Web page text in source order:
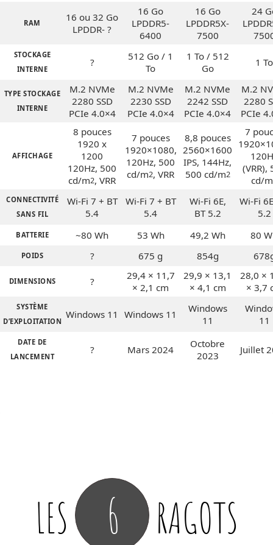
RAM
16 ou 32 Go
LPDDR- ?
16 Go
LPDDR5-
6400
16 Go
LPDDR5X-
7500
24
STOCKAGE
INTERNE
?
512 Go / 1
To
1 To / 512
Go
1 To
TYPE STOCKAGE
INTERNE
M.2 NVMe
2280 SSD
PCIe 4.0×4
M.2 NVMe
2230 SSD
PCIe 4.0×4
M.2 NVMe
2242 SSD
PCIe 4.0×4
M.2
2280
PCIe
AFFICHAGE
8 pouces
1920 x
1200
120Hz, 500
cd/m2, VRR
7 pouces
1920×1080,
120Hz, 500
cd/m2, VRR
8,8 pouces
2560×1600
IPS, 144Hz,
500 cd/m2
7
(VRR),
cd/m
CONNECTIVITÉ
SANS FIL
Wi-Fi 7 + BT
5.4
Wi-Fi 7 + BT
5.4
Wi-Fi 6E,
BT 5.2
Wi-Fi
5.2
BATTERIE ~80 Wh 53 Wh 49,2 Wh 80
POIDS ? 675 g 854g
DIMENSIONS ?
29,4 × 11,7
× 2,1 cm
29,9 × 13,1
× 4,1 cm
28,0 ×
× 3,7
SYSTÈME
D’EXPLOITATION
Windows 11 Windows 11
Windows
11
11
DATE DE
LANCEMENT
? Mars 2024
Octobre
2023
Juillet
LES 6 RAGOTS